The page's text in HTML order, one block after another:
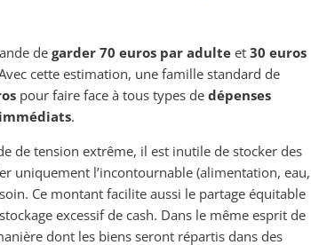
de garder 70 euros par adulte et 30 euros
cette estimation, une famille standard de
pour faire face à tous types de dépenses
.
de tension extrême, il est inutile de stocker des
uniquement l’incontournable (alimentation, eau,
Ce montant facilite aussi le partage équitable
excessif de cash. Dans le même esprit de
dont les biens seront répartis dans des